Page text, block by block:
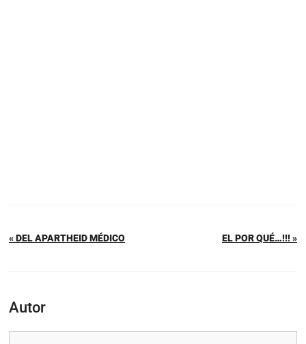
« DEL APARTHEID MÉDICO EL POR QUÉ…!!! »
Autor